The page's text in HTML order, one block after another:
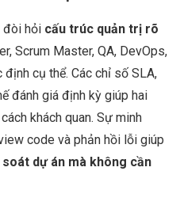
đòi hỏi cấu trúc quản trị rõ
Scrum Master, QA, DevOps,
cụ thể. Các chỉ số SLA,
đánh giá định kỳ giúp hai
khách quan. Sự minh
code và phản hồi lỗi giúp
dự án mà không cần